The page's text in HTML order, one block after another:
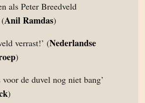
als Peter Breedveld
Anil Ramdas)
verrast!’ (Nederlandse
)
voor de duvel nog niet bang’
)